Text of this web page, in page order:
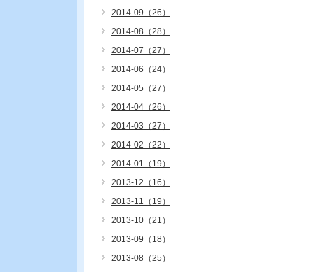
2014-09（26）
2014-08（28）
2014-07（27）
2014-06（24）
2014-05（27）
2014-04（26）
2014-03（27）
2014-02（22）
2014-01（19）
2013-12（16）
2013-11（19）
2013-10（21）
2013-09（18）
2013-08（25）